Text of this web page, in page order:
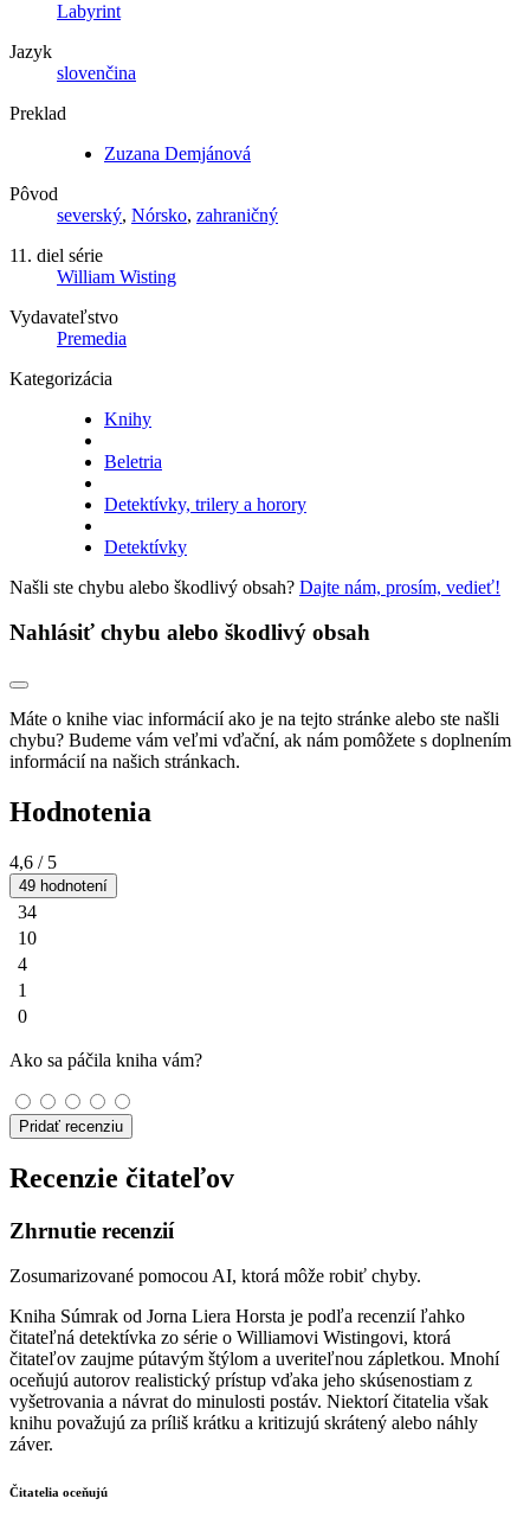
Labyrint
Jazyk
slovenčina
Preklad
Zuzana Demjánová
Pôvod
severský, Nórsko, zahraničný
11. diel série
William Wisting
Vydavateľstvo
Premedia
Kategorizácia
Knihy
Beletria
Detektívky, trilery a horory
Detektívky
Našli ste chybu alebo škodlivý obsah? Dajte nám, prosím, vedieť!
Nahlásiť chybu alebo škodlivý obsah
Máte o knihe viac informácií ako je na tejto stránke alebo ste našli
chybu? Budeme vám veľmi vďační, ak nám pomôžete s doplnením
informácií na našich stránkach.
Hodnotenia
4,6 / 5
49 hodnotení
34
10
4
1
0
Ako sa páčila kniha vám?
Pridať recenziu
Recenzie čitateľov
Zhrnutie recenzií
Zosumarizované pomocou AI, ktorá môže robiť chyby.
Kniha Súmrak od Jorna Liera Horsta je podľa recenzií ľahko
čitateľná detektívka zo série o Williamovi Wistingovi, ktorá
čitateľov zaujme pútavým štýlom a uveriteľnou zápletkou. Mnohí
oceňujú autorov realistický prístup vďaka jeho skúsenostiam z
vyšetrovania a návrat do minulosti postáv. Niektorí čitatelia však
knihu považujú za príliš krátku a kritizujú skrátený alebo náhly
záver.
Čitatelia oceňujú